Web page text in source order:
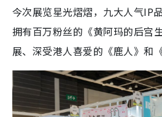
今次展览星光熠熠，九大人气IP
拥有百万粉丝的《黄阿玛的后宫
展、深受港人喜爱的《鹿人》和